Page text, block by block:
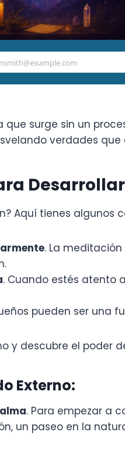
trabajo el
consigues
para que puedas
que surge sin un
verdades
Aquí tienes algunos
. La
. Cuando estés atento
pueden ser una
y descubre el poder
Externo:
. Para empezar a
un paseo en la